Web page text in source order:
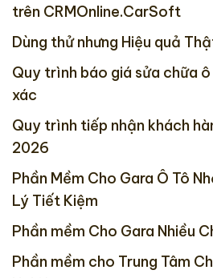
trên CRMOnline.CarSoft
Dùng thử nhưng Hiệu quả
Quy trình báo giá sửa chữa
xác
Quy trình tiếp nhận khách
2026
Phần Mềm Cho Gara Ô Tô
Lý Tiết Kiệm
Phần mềm Cho Gara Nhiều
Phần mềm cho Trung Tâm